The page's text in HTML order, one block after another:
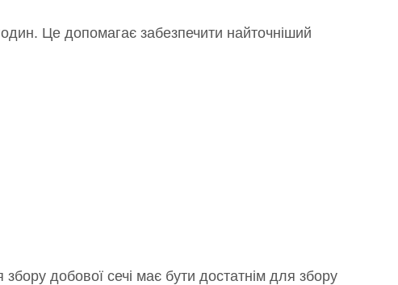
Це допомагає забезпечити найточніший
добової сечі має бути достатнім для збору